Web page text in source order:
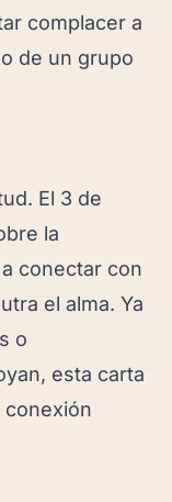
complacer a
de un grupo
El 3 de
la
conectar con
el alma. Ya
o
esta carta